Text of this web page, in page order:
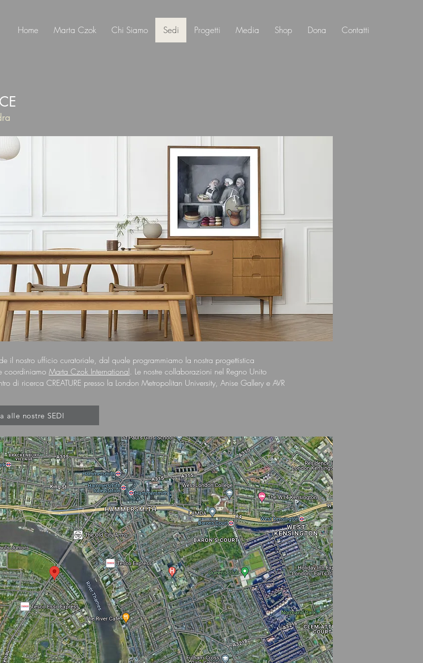
Home Marta Czok Chi Siamo Sedi Progetti Media Shop Dona Contatti
il nostro ufficio curatoriale, dal quale programmiamo la nostra progettistica
coordiniamo Marta Czok International. Le nostre collaborazioni nel Regno Unito
di ricerca CREATURE presso la London Metropolitan University, Anise Gallery e AVR
alle nostre SEDI